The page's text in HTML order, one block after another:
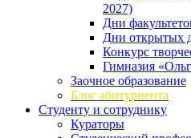
2027)
Дни
Дни открытых
Конкурс
Гимназия
Заочное образование
Блог абитуриента
Студенту и сотруднику
Кураторы